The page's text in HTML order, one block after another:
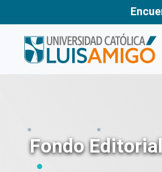
Fondo Editorial